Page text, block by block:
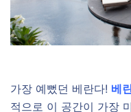
가장 예뻤던 베란다! 베
적으로 이 공간이 가장